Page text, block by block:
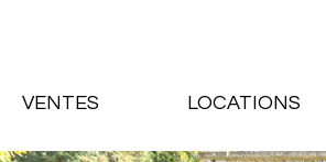
VENTES LOCATIONS